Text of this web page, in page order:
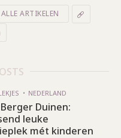
ARTIKELEN
NEDERLAND
Duinen:
leuke
mét kinderen